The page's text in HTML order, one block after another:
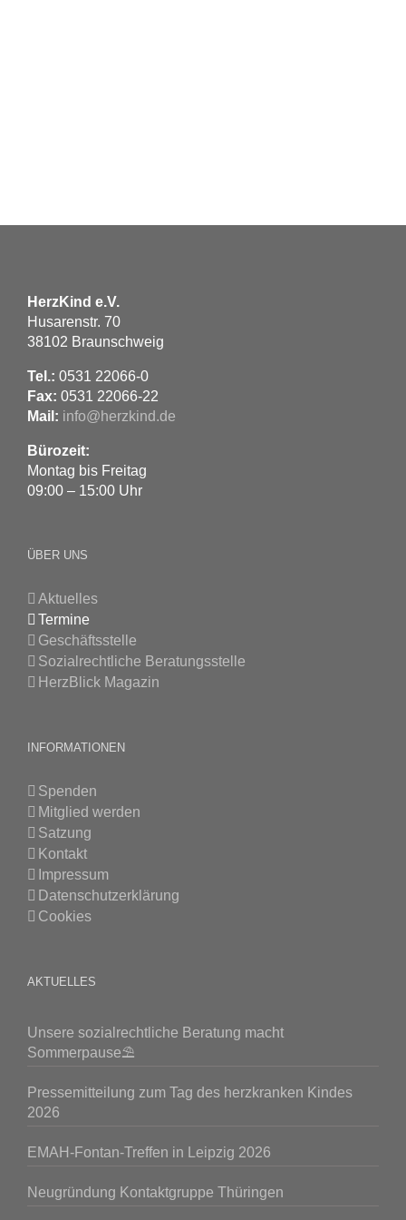
HerzKind e.V.
Husarenstr. 70
38102 Braunschweig
Tel.: 0531 22066-0
Fax: 0531 22066-22
Mail: info@herzkind.de
Bürozeit:
Montag bis Freitag
09:00 – 15:00 Uhr
ÜBER UNS
Aktuelles
Termine
Geschäftsstelle
Sozialrechtliche Beratungsstelle
HerzBlick Magazin
INFORMATIONEN
Spenden
Mitglied werden
Satzung
Kontakt
Impressum
Datenschutzerklärung
Cookies
AKTUELLES
Unsere sozialrechtliche Beratung macht
Sommerpause⛱️
Pressemitteilung zum Tag des herzkranken Kindes
2026
EMAH-Fontan-Treffen in Leipzig 2026
Neugründung Kontaktgruppe Thüringen